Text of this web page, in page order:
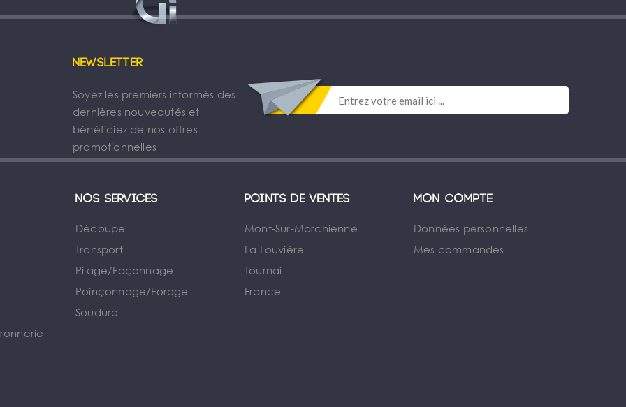
Newsletter
Soyez les premiers informés des
dernières nouveautés et
bénéficiez de nos offres
promotionnelles
Nos services
Découpe
Transport
Pilage/Façonnage
Poinçonnage/Forage
Soudure
Points de ventes
Mont-Sur-Marchienne
La Louvière
Tournai
France
Mon compte
Données personnelles
Mes commandes